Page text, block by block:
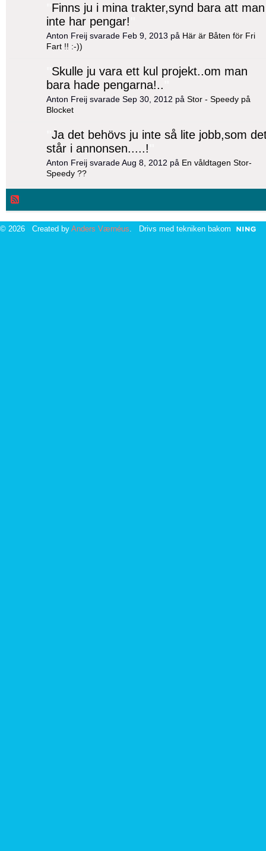
Finns ju i mina trakter,synd bara att man
inte har pengar!
Anton Freij svarade Feb 9, 2013 på Här är Båten för Fri
Fart !! :-))
Skulle ju vara ett kul projekt..om man
bara hade pengarna!..
Anton Freij svarade Sep 30, 2012 på Stor - Speedy på
Blocket
Ja det behövs ju inte så lite jobb,som
står i annonsen.....!
Anton Freij svarade Aug 8, 2012 på En våldtagen Stor-
Speedy ??
© 2026 Created by Anders Værnéus . Drivs med tekniken bakom